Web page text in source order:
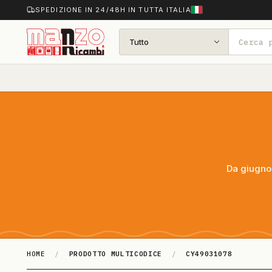
SPEDIZIONE IN 24/48H IN TUTTA ITALIA
Tutto
Da
HOME / PRODOTTO MULTICODICE / CY49031078
CY49031078